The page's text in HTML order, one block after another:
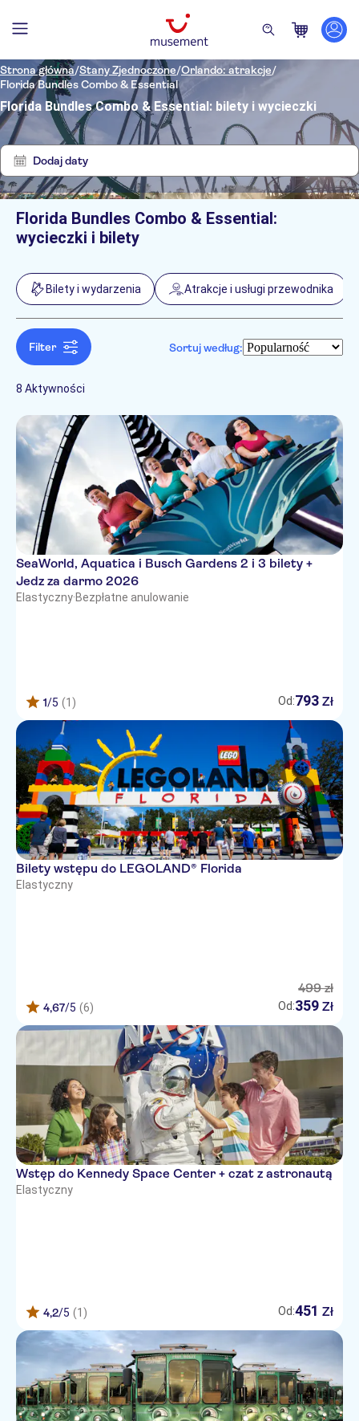
Strona główna/Stany Zjednoczone/Orlando: atrakcje/
Florida Bundles Combo & Essential
Florida Bundles Combo & Essential: bilety i wycieczki
Dodaj daty
Filtry Cena (osoba dorosła)
Min. zł Max. zł
Odbiór z hotelu
NO-PICKUP
Natychmiastowe potwierdzenie
Bezpłatne anulowanie
Wliczone są opłaty za wstęp
E-Voucher
Oficjalny pośrednik
Wliczono posiłek
Kategorie
Bilety i wydarzenia
Atrakcje i usługi przewodnika
Karty turystyczne
Wycieczki jednodniowe
atrakcie
Zwiedzanie i tradycje
Hop-Off
Język
Angielski
Wyczyść
Pokaż
wyniki:
8
Florida Bundles Combo & Essential:
wycieczki i bilety
Bilety i wydarzenia Atrakcje i usługi przewodnika
Filter Sortuj według:
8 Aktywności
SeaWorld, Aquatica i Busch Gardens 2 i 3 bilety +
Jedz za darmo 2026
Elastyczny·Bezpłatne anulowanie
1/5 (1) Od:793 Zł
Bilety wstępu do LEGOLAND® Florida
Elastyczny
4,67/5 (6)
499 zł
Od:359 Zł
Wstęp do Kennedy Space Center + czat z astronautą
Elastyczny
4,2/5 (1) Od:451 Zł